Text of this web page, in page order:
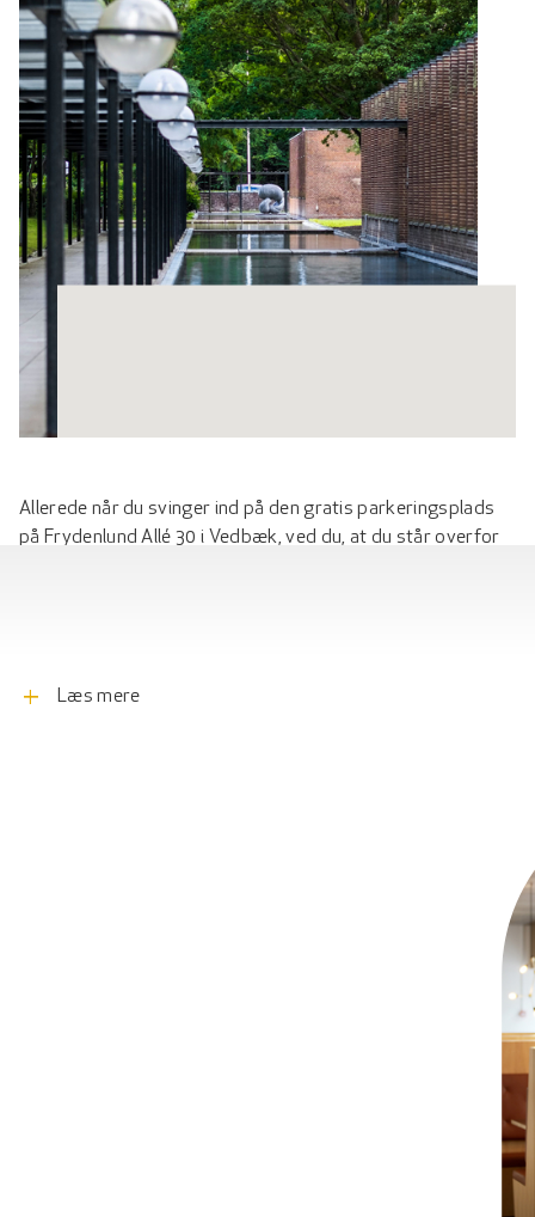
Allerede når du svinger ind på den gratis parkeringsplads
på Frydenlund Allé 30 i Vedbæk, ved du, at du står overfor
adskilt af flotte spejlbassiner og atriumgårde, der er med
add Læs mere